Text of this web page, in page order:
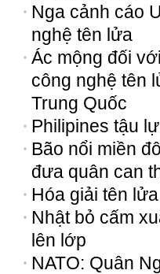
Nga cảnh cáo
nghệ tên lửa
Ác mộng đối
công nghệ tên
Trung Quốc
Philipines tậu
Bão nổi miền
đưa quân can
Hóa giải tên
Nhật bỏ cấm
lên lớp
NATO: Quân